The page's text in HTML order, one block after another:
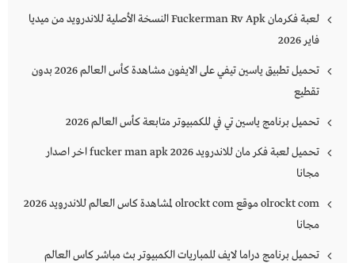
لعبة فكرمان Fuckerman Rv Apk النسخة الأصلية للاندرويد من ميديا
فاير 2026
تحميل تطبيق ياسين تيفي على الايفون مشاهدة كأس العالم 2026 بدون
تقطيع
تحميل برنامج ياسين تي في للكمبيوتر متابعة كأس العالم 2026
تحميل لعبة فكر مان للاندرويد 2026 fucker man apk اخر اصدار
مجانا
olrockt com موقع olrockt com لمشاهدة كاس العالم للاندرويد 2026
مجانا
تحميل برنامج دراما لايف للمباريات الكمبيوتر بث مباشر كاس العالم